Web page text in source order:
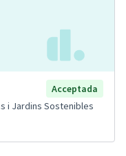
Acceptada
i Jardins Sostenibles